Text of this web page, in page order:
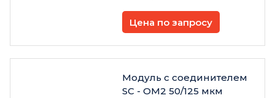
Цена по запросу
Модуль с соединителем
SC - OM2 50/125 мкм